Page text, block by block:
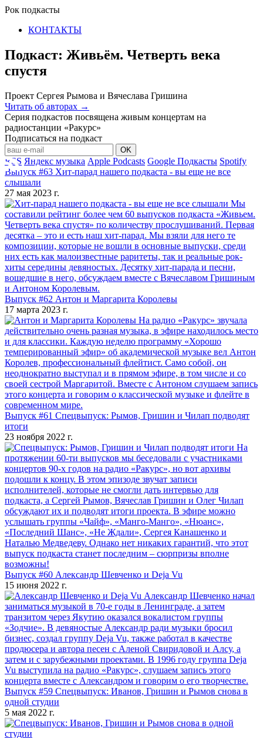
Рок подкасты
КОНТАКТЫ
Подкаст: Живьём. Четверть века
спустя
Проект Сергея Рымова и Вячеслава Гришина
Читать об авторах →
Серия подкастов посвящена живым концертам на
радиостанции «Ракурс»
Подписаться на подкаст
OK
RSS Яндекс музыка Apple Podcasts Google Подкасты Spotify
Выпуск #63 Хит-парад нашего подкаста - вы еще не все
слышали
27 мая 2023 г.
Мы
составили рейтинг более чем 60 выпусков подкаста «Живьем.
Четверть века спустя» по количеству прослушиваний. Первая
десятка – это и есть наш хит-парад. Мы взяли для него те
композиции, которые не вошли в основные выпуски, среди
них есть как малоизвестные раритеты, так и реальные рок-
хиты середины девяностых. Десятку хит-парада и песни,
вошедшие в него, обсуждаем вместе с Вячеславом Гришиным
и Антоном Королевым.
Выпуск #62 Антон и Маргарита Королевы
17 марта 2023 г.
На радио «Ракурс» звучала
действительно очень разная музыка, в эфире находилось место
и для классики. Каждую неделю программу «Хорошо
темперированный эфир» об академической музыке вел Антон
Королев, профессиональный флейтист. Само собой, он
неоднократно выступал и в прямом эфире, в том числе и со
своей сестрой Маргаритой. Вместе с Антоном слушаем запись
этого концерта и говорим о классической музыке и флейте в
современном мире.
Выпуск #61 Спецвыпуск: Рымов, Гришин и Чилап подводят
итоги
23 ноября 2022 г.
На
протяжении 60-ти выпусков мы беседовали с участниками
концертов 90-х годов на радио «Ракурс», но вот архивы
подошли к концу. В этом эпизоде звучат записи
исполнителей, которые не смогли дать интервью для
подкаста, а Сергей Рымов, Вячеслав Гришин и Олег Чилап
обсуждают их и подводят итоги проекта. В эфире можно
услышать группы «Чайф», «Манго-Манго», «Нюанс»,
«Последний Шанс», «Не Ждали», Сергея Канашенко и
Наталью Медведеву. Однако нет никаких гарантий, что этот
выпуск подкаста станет последним – сюрпризы вполне
возможны!
Выпуск #60 Александр Шевченко и Deja Vu
15 июня 2022 г.
Александр Шевченко начал
заниматься музыкой в 70-е годы в Ленинграде, а затем
транзитом через Якутию оказался вокалистом группы
«Зодчие». В девяностые Александр ради музыки бросил
бизнес, создал группу Deja Vu, также работал в качестве
продюсера и автора песен с Аленой Свиридовой и Алсу, а
затем и с зарубежными проектами. В 1996 году группа Deja
Vu выступила на радио «Ракурс», слушаем запись этого
концерта вместе с Александром и говорим о его творчестве.
Выпуск #59 Спецвыпуск: Иванов, Гришин и Рымов снова в
одной студии
5 мая 2022 г.